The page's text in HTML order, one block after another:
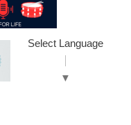
Select Language
▼